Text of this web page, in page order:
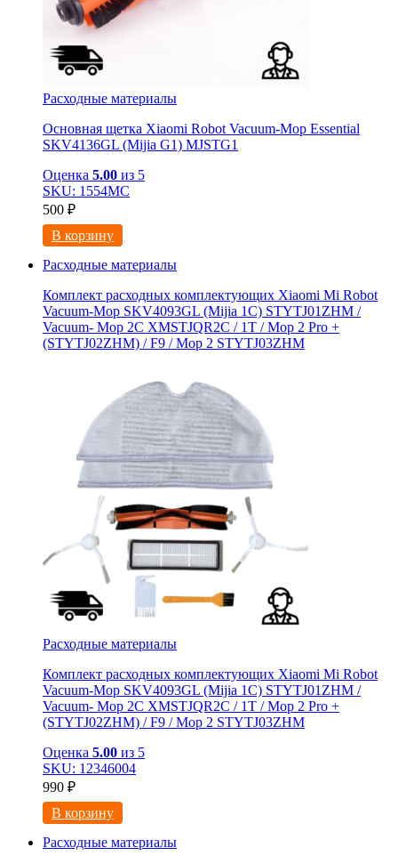
Расходные материалы
Основная щетка Xiaomi Robot Vacuum-Mop Essential
SKV4136GL (Mijia G1) MJSTG1
Оценка 5.00 из 5
SKU: 1554МС
500 ₽
В корзину
Расходные материалы
Комплект расходных комплектующих Xiaomi Mi Robot
Vacuum-Mop SKV4093GL (Mijia 1C) STYTJ01ZHM /
Vacuum- Mop 2C XMSTJQR2C / 1T / Mop 2 Pro +
(STYTJ02ZHM) / F9 / Mop 2 STYTJ03ZHM
Расходные материалы
Комплект расходных комплектующих Xiaomi Mi Robot
Vacuum-Mop SKV4093GL (Mijia 1C) STYTJ01ZHM /
Vacuum- Mop 2C XMSTJQR2C / 1T / Mop 2 Pro +
(STYTJ02ZHM) / F9 / Mop 2 STYTJ03ZHM
Оценка 5.00 из 5
SKU: 12346004
990 ₽
В корзину
Расходные материалы